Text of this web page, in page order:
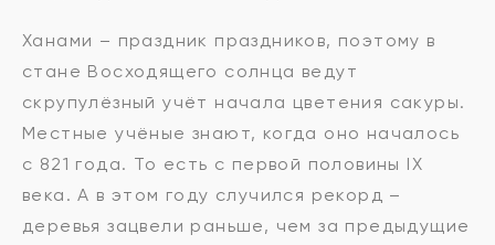
Ханами – праздник праздников, поэтому в
стане Восходящего солнца ведут
скрупулёзный учёт начала цветения сакуры.
Местные учёные знают, когда оно началось
с 821 года. То есть с первой половины IX
века. А в этом году случился рекорд –
деревья зацвели раньше, чем за предыдущие